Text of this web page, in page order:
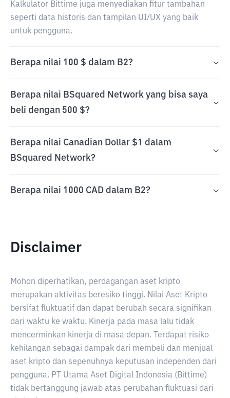
Kalkulator Bittime juga menyediakan fitur tambahan
seperti data historis dan tampilan UI/UX yang baik
untuk pengguna.
Berapa nilai 100 $ dalam B2?
Berapa nilai BSquared Network yang bisa saya
beli dengan 500 $?
Berapa nilai Canadian Dollar $1 dalam
BSquared Network?
Berapa nilai 1000 CAD dalam B2?
Disclaimer
Mohon diperhatikan, perdagangan aset kripto
merupakan aktivitas beresiko tinggi. Nilai Aset Kripto
bersifat fluktuatif dan dapat berubah secara signifikan
dari waktu ke waktu. Kinerja pada masa lalu tidak
mencerminkan kinerja di masa depan. Terdapat risiko
kehilangan sebagai dampak dari membeli dan menjual
aset kripto dan sepenuhnya keputusan independen dari
pengguna. PT Utama Aset Digital Indonesia (Bittime)
tidak bertanggung jawab atas perubahan fluktuasi dari